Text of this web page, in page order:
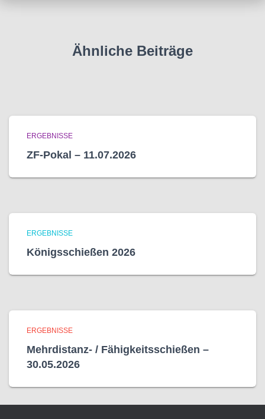
Ähnliche Beiträge
ERGEBNISSE
ZF-Pokal – 11.07.2026
ERGEBNISSE
Königsschießen 2026
ERGEBNISSE
Mehrdistanz- / Fähigkeitsschießen –
30.05.2026